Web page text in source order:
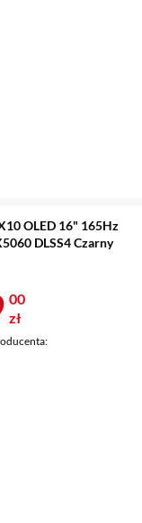
OLED 16" 165Hz
DLSS4 Czarny
899 zł
00
zł